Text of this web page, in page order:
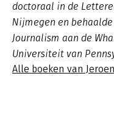
doctoraal in de
Nijmegen en
Journalism aan de
Universiteit van
Alle boeken van